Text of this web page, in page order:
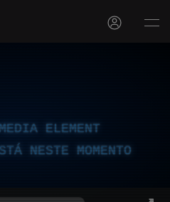
ELEMENT
NESTE MOMENTO